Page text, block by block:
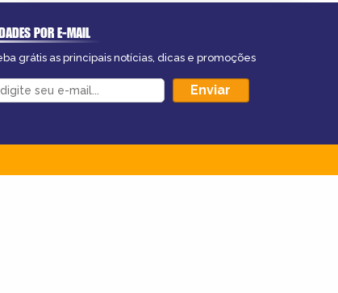
POR E-MAIL
grátis as principais notícias, dicas e promoções